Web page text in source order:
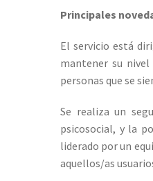
Principales
El servicio está
mantener su
personas que se
Se realiza un
psicosocial, y la
liderado por un
aquellos/as